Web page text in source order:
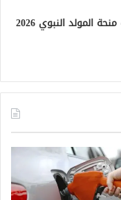
1500جنيه.. موعد صرف منحة المولد النبوي 2026